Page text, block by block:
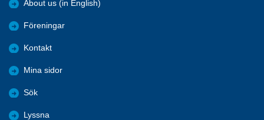
About us (in English)
Föreningar
Kontakt
Mina sidor
Sök
Lyssna